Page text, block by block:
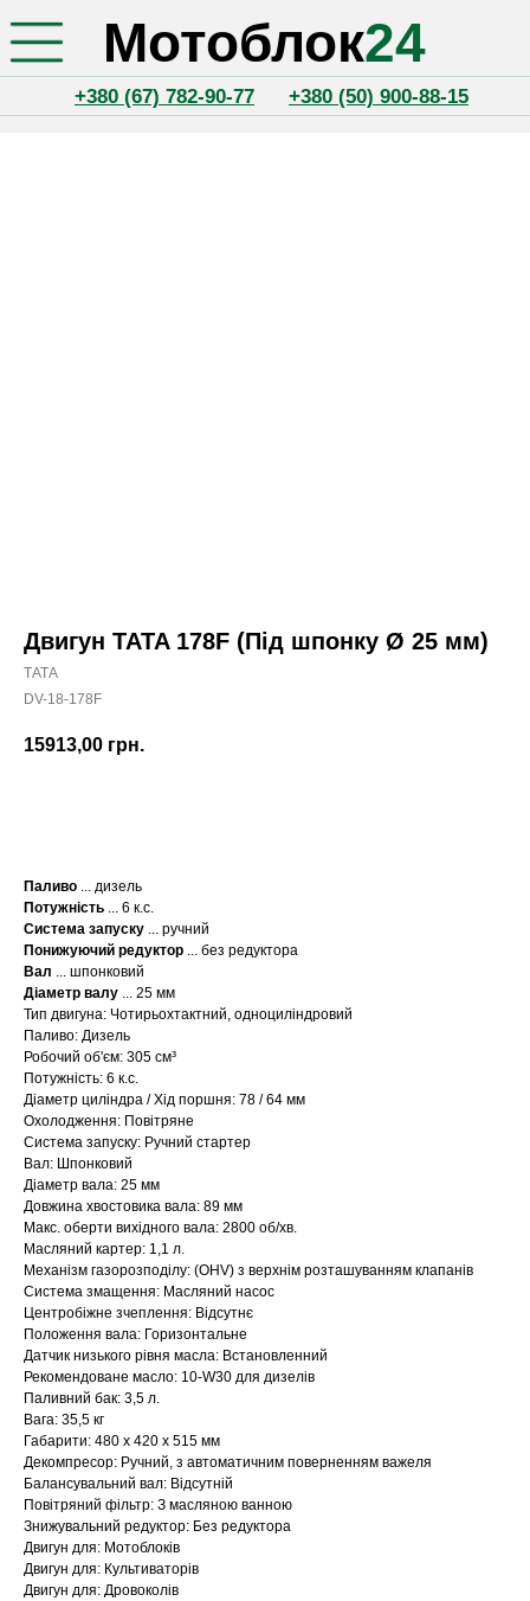
Мотоблок24
Двигун TATA 178F (Під шпонку Ø 25 мм)
ТАТА
DV-18-178F
15913,00 грн.
Паливо ... дизель
Потужність ... 6 к.с.
Система запуску ... ручний
Понижуючий редуктор ... без редуктора
Вал ... шпонковий
Діаметр валу ... 25 мм
Тип двигуна: Чотирьохтактний, одноциліндровий
Паливо: Дизель
Робочий об'єм: 305 см³
Потужність: 6 к.с.
Діаметр циліндра / Хід поршня: 78 / 64 мм
Охолодження: Повітряне
Система запуску: Ручний стартер
Вал: Шпонковий
Діаметр вала: 25 мм
Довжина хвостовика вала: 89 мм
Макс. оберти вихідного вала: 2800 об/хв.
Масляний картер: 1,1 л.
Механізм газорозподілу: (OHV) з верхнім розташуванням клапанів
Система змащення: Масляний насос
Центробіжне зчеплення: Відсутнє
Положення вала: Горизонтальне
Датчик низького рівня масла: Встановленний
Рекомендоване масло: 10-W30 для дизелів
Паливний бак: 3,5 л.
Вага: 35,5 кг
Габарити: 480 х 420 х 515 мм
Декомпресор: Ручний, з автоматичним поверненням важеля
Балансувальний вал: Відсутній
Повітряний фільтр: З масляною ванною
Знижувальний редуктор: Без редуктора
Двигун для: Мотоблоків
Двигун для: Культиваторів
Двигун для: Дровоколів